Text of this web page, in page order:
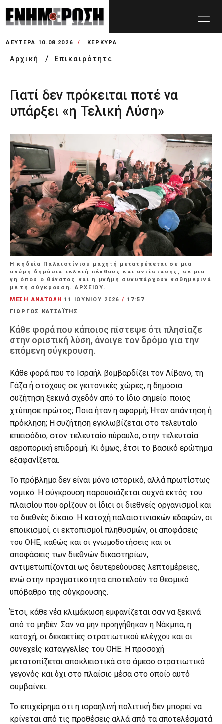
ΔΕΥΤΈΡΑ 10.08.2026 ΚΕΡΚΥΡΑ
Αρχική Επικαιρότητα
Γιατί δεν πρόκειται ποτέ να
υπάρξει «η Τελική Λύση»
Η κηδεία Παλαιστίνιου μαχητή μετατρέπεται σε μια
ακόμη δημόσια τελετή πένθους και αντίστασης, σε μια
γη όπου ο θάνατος και η μνήμη συνυπάρχουν καθημερινά
με τη σύγκρουση. ΑΡΧΕΙΟΥ.
ΜΕΣΗ ΑΝΑΤΟΛΗ 11 ΙΟΥΝΊΟΥ 2026 / 17:57
ΓΙΩΡΓΟΣ ΚΑΤΣΑΪΤΗΣ
Κάθε φορά που κάποιος πίστεψε ότι πλησίαζε
στην οριστική λύση, άνοιγε τον δρόμο για την
επόμενη σύγκρουση.
Κάθε φορά που το Ισραήλ βομβαρδίζει τον Λίβανο, τη
Γάζα ή στόχους σε γειτονικές χώρες, η δημόσια
συζήτηση ξεκινά σχεδόν από το ίδιο σημείο: ποιος
χτύπησε πρώτος; Ποια ήταν η αφορμή; Ήταν απάντηση ή
πρόκληση; Η συζήτηση εγκλωβίζεται στο τελευταίο
επεισόδιο, στον τελευταίο πύραυλο, στην τελευταία
αεροπορική επιδρομή. Κι όμως, έτσι το βασικό ερώτημα
εξαφανίζεται.
Το πρόβλημα δεν είναι μόνο ιστορικό, αλλά πρωτίστως
νομικό. Η σύγκρουση παρουσιάζεται συχνά εκτός του
πλαισίου που ορίζουν οι ίδιοι οι διεθνείς οργανισμοί και
το διεθνές δίκαιο. Η κατοχή παλαιστινιακών εδαφών, οι
εποικισμοί, οι εκτοπισμοί πληθυσμών, οι αποφάσεις
του ΟΗΕ, καθώς και οι γνωμοδοτήσεις και οι
αποφάσεις των διεθνών δικαστηρίων,
αντιμετωπίζονται ως δευτερεύουσες λεπτομέρειες,
ενώ στην πραγματικότητα αποτελούν το θεσμικό
υπόβαθρο της σύγκρουσης.
Έτσι, κάθε νέα κλιμάκωση εμφανίζεται σαν να ξεκινά
από το μηδέν. Σαν να μην προηγήθηκαν η Νάκμπα, η
κατοχή, οι δεκαετίες στρατιωτικού ελέγχου και οι
συνεχείς καταγγελίες του ΟΗΕ. Η προσοχή
μετατοπίζεται αποκλειστικά στο άμεσο στρατιωτικό
γεγονός και όχι στο πλαίσιο μέσα στο οποίο αυτό
συμβαίνει.
Το επιχείρημα ότι η ισραηλινή πολιτική δεν μπορεί να
κρίνεται από τις προθέσεις αλλά από τα αποτελέσματά